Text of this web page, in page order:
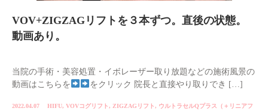
VOV+ZIGZAGリフトを３本ずつ。直後の状態。
動画あり。
当院の手術・美容処置・イボレーザー取り放題などの施術風景の
動画はこちらを
をクリック 院長と直接やり取りでき […]
2022.04.07 HIFU, VOVコグリフト, ZIGZAGリフト, ウルトラセルQプラス（＋リニアフ